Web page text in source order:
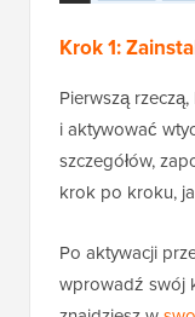
Krok 1:
Pierwszą
i aktywować
szczegółów,
krok po kroku,
Po aktywacji
wprowadź swój